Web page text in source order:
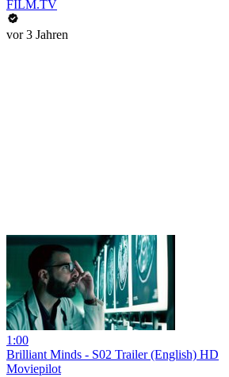
FILM.TV
vor 3 Jahren
1:00
Brilliant Minds - S02 Trailer (English) HD
Moviepilot